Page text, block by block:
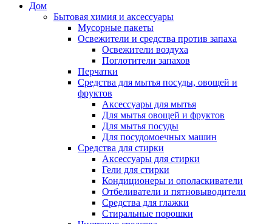
Дом
Бытовая химия и аксессуары
Мусорные пакеты
Освежители и средства против запаха
Освежители воздуха
Поглотители запахов
Перчатки
Средства для мытья посуды, овощей и
фруктов
Аксессуары для мытья
Для мытья овощей и фруктов
Для мытья посуды
Для посудомоечных машин
Средства для стирки
Аксессуары для стирки
Гели для стирки
Кондиционеры и ополаскиватели
Отбеливатели и пятновыводители
Средства для глажки
Стиральные порошки